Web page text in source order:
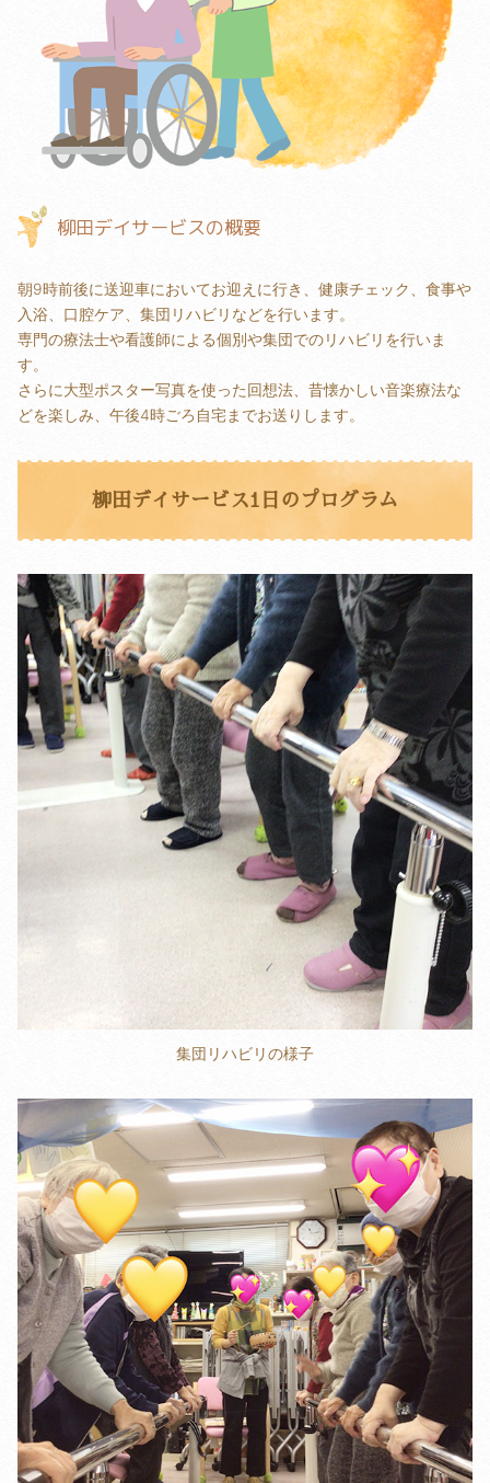
柳田デイサービスの概要
朝9時前後に送迎車においてお迎えに行き、健康チェック、食事や
入浴、口腔ケア、集団リハビリなどを行います。
専門の療法士や看護師による個別や集団でのリハビリを行いま
す。
さらに大型ポスター写真を使った回想法、昔懐かしい音楽療法な
どを楽しみ、午後4時ごろ自宅までお送りします。
柳田デイサービス1日のプログラム
集団リハビリの様子